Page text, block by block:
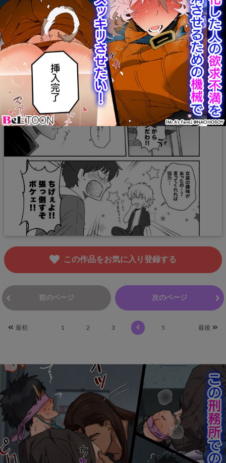
この作品をお気に入り登録する
前のページ 次のページ
最初 1 2 3 4 5 最後